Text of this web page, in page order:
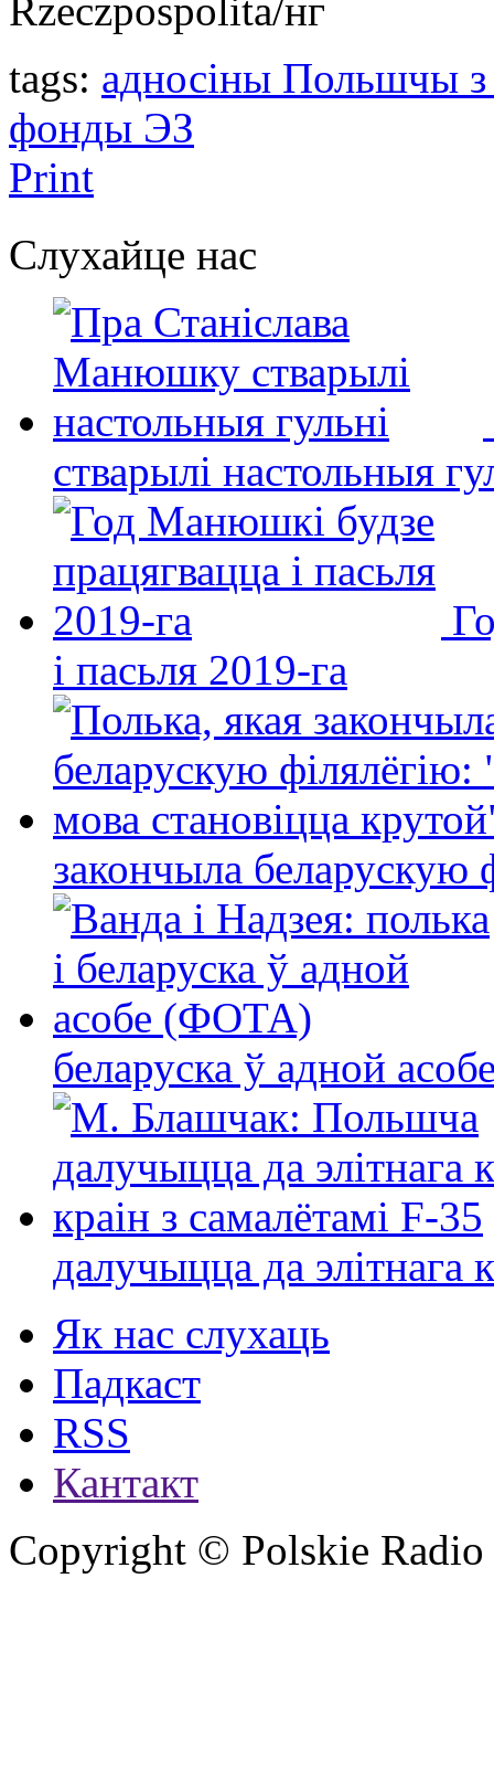
Rzeczpospolita/нг
tags: адносіны Польшчы
фонды ЭЗ
Print
Слухайце нас
стварылі настольныя
і пасьля 2019-га
закончыла беларускую
беларуска ў адной
далучыцца да элітнага
Як нас слухаць
Падкаст
RSS
Кантакт
Copyright © Polskie